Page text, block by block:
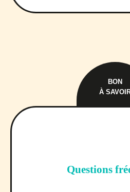
BON
À
Questions